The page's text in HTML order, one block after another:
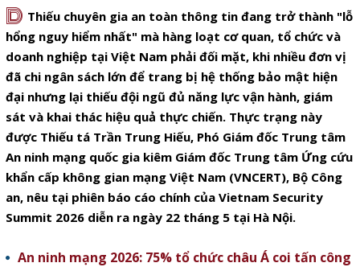
D Thiếu chuyên gia an toàn thông tin đang trở thành "lỗ
hổng nguy hiểm nhất" mà hàng loạt cơ quan, tổ chức và
doanh nghiệp tại Việt Nam phải đối mặt, khi nhiều đơn vị
đã chi ngân sách lớn để trang bị hệ thống bảo mật hiện
đại nhưng lại thiếu đội ngũ đủ năng lực vận hành, giám
sát và khai thác hiệu quả thực chiến. Thực trạng này
được Thiếu tá Trần Trung Hiếu, Phó Giám đốc Trung tâm
An ninh mạng quốc gia kiêm Giám đốc Trung tâm Ứng cứu
khẩn cấp không gian mạng Việt Nam (VNCERT), Bộ Công
an, nêu tại phiên báo cáo chính của Vietnam Security
Summit 2026 diễn ra ngày 22 tháng 5 tại Hà Nội.
An ninh mạng 2026: 75% tổ chức châu Á coi tấn công